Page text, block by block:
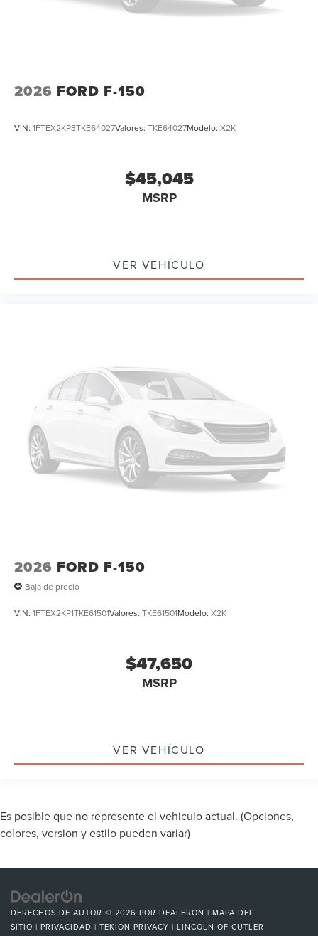
2026 FORD F-150
VIN: 1FTEX2KP3TKE64027Valores: TKE64027Modelo: X2K
$45,045
MSRP
VER VEHÍCULO
2026 FORD F-150
Baja de precio
VIN: 1FTEX2KP1TKE61501Valores: TKE61501Modelo: X2K
$47,650
MSRP
VER VEHÍCULO
Es posible que no represente el vehiculo actual. (Opciones,
colores, version y estilo pueden variar)
DERECHOS DE AUTOR © 2026 POR DEALERON | MAPA DEL
SITIO | PRIVACIDAD | TEKION PRIVACY | LINCOLN OF CUTLER